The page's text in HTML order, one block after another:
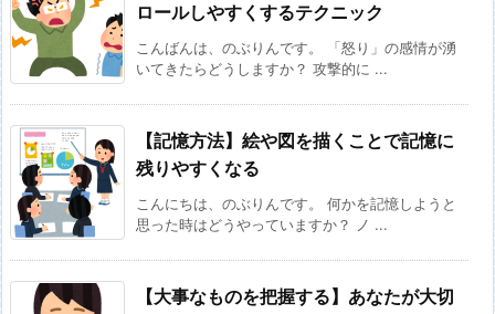
ロールしやすくするテクニック
こんばんは、のぶりんです。 「怒り」の感情が湧
いてきたらどうしますか？ 攻撃的に ...
【記憶方法】絵や図を描くことで記憶に
残りやすくなる
こんにちは、のぶりんです。 何かを記憶しようと
思った時はどうやっていますか？ ノ ...
【大事なものを把握する】あなたが大切